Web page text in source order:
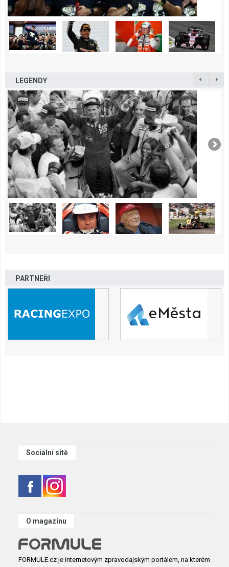
LEGENDY
PARTNEŘI
Sociální sítě
O magazínu
FORMULE.cz je internetovým zpravodajským portálem, na kterém